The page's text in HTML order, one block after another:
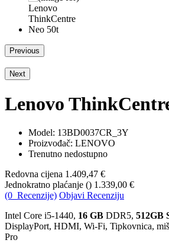
Previous
Next
Lenovo
Model: 13BD0037CR_3Y
Proizvođač: LENOVO
Trenutno nedostupno
Redovna cijena 1.409,47 €
Jednokratno plaćanje () 1.339,00 €
(0 Recenzije) Objavi Recenziju
Intel Core i5-1440, 16 GB DDR5, 512GB
DisplayPort, HDMI, Wi-Fi, Tipkovnica,
Pro